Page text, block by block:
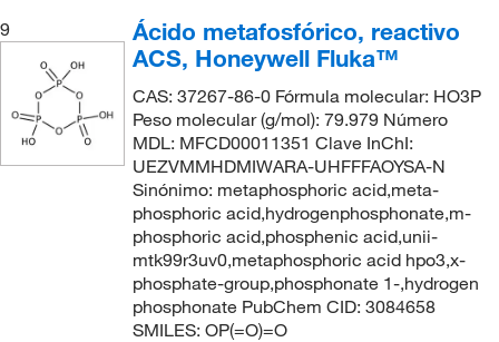
9
Ácido metafosfórico, reactivo
ACS, Honeywell Fluka™
CAS: 37267-86-0 Fórmula molecular: HO3P
Peso molecular (g/mol): 79.979 Número
MDL: MFCD00011351 Clave InChI:
UEZVMMHDMIWARA-UHFFFAOYSA-N
Sinónimo: metaphosphoric acid,meta-
phosphoric acid,hydrogenphosphonate,m-
phosphoric acid,phosphenic acid,unii-
mtk99r3uv0,metaphosphoric acid hpo3,x-
phosphate-group,phosphonate 1-,hydrogen
phosphonate PubChem CID: 3084658
SMILES: OP(=O)=O